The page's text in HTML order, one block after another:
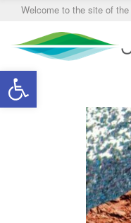
Open toolbar
Welcome to the site of the